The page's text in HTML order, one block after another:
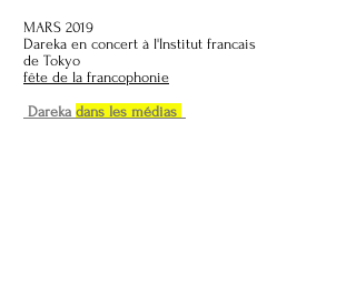
MARS 2019
Dareka en concert à l'Institut francais
de Tokyo
fête de la francophonie
Dareka dans les médias